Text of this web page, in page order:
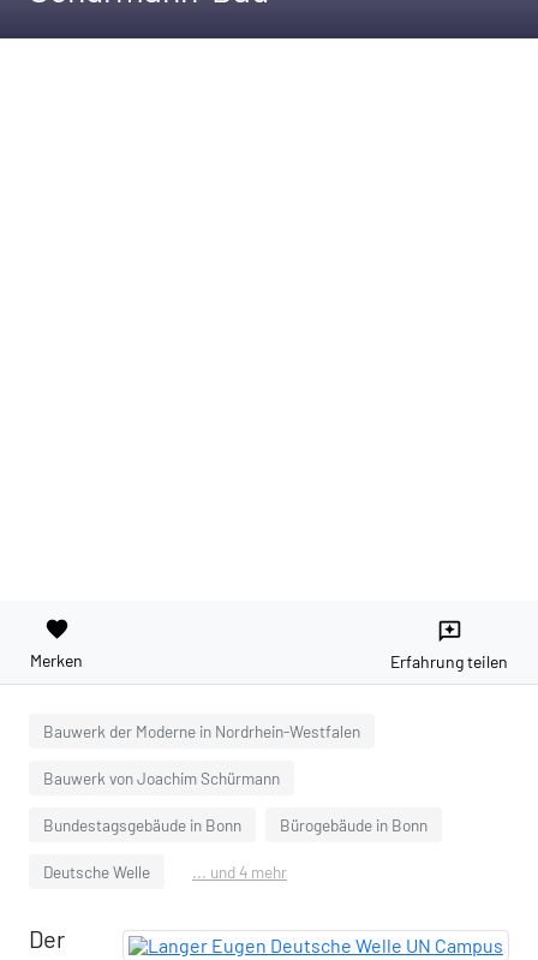
favorite
Merken
reviews
Erfahrung teilen
Bauwerk der Moderne in Nordrhein-Westfalen
Bauwerk von Joachim Schürmann
Bundestagsgebäude in Bonn Bürogebäude in Bonn
Deutsche Welle ... und 4 mehr
Der